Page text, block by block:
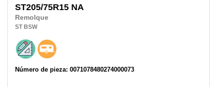
ST205/75R15 NA
Remolque
ST BSW
Número de pieza: 0071078480274000073